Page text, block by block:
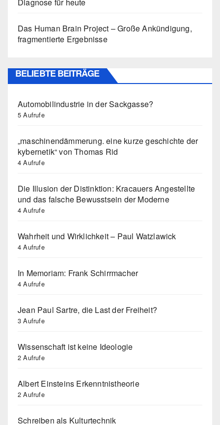
Diagnose für heute
Das Human Brain Project – Große Ankündigung,
fragmentierte Ergebnisse
BELIEBTE BEITRÄGE
Automobilindustrie in der Sackgasse?
5 Aufrufe
„maschinendämmerung. eine kurze geschichte der
kybernetik“ von Thomas Rid
4 Aufrufe
Die Illusion der Distinktion: Kracauers Angestellte
und das falsche Bewusstsein der Moderne
4 Aufrufe
Wahrheit und Wirklichkeit – Paul Watzlawick
4 Aufrufe
In Memoriam: Frank Schirrmacher
4 Aufrufe
Jean Paul Sartre, die Last der Freiheit?
3 Aufrufe
Wissenschaft ist keine Ideologie
2 Aufrufe
Albert Einsteins Erkenntnistheorie
2 Aufrufe
Schreiben als Kulturtechnik